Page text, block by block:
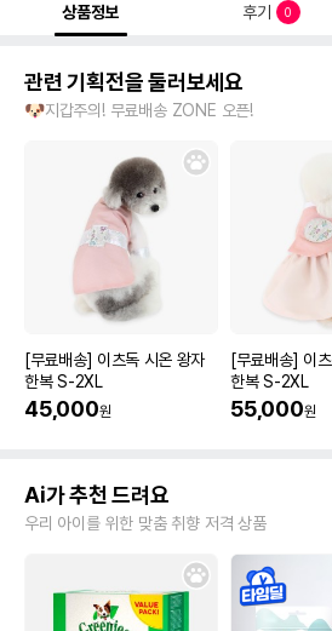
상품정보 후기 0
관련 기획전을 둘러보세요
🐶지갑주의! 무료배송 ZONE 오픈!
[무료배송] 이츠독 시온 왕자
한복 S-2XL
45,000원
[무료배송] 이
한복 S-2XL
55,000원
Ai가 추천 드려요
우리 아이를 위한 맞춤 취향 저격 상품